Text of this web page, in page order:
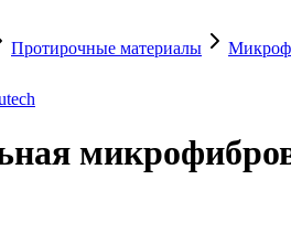
Протирочные материалы